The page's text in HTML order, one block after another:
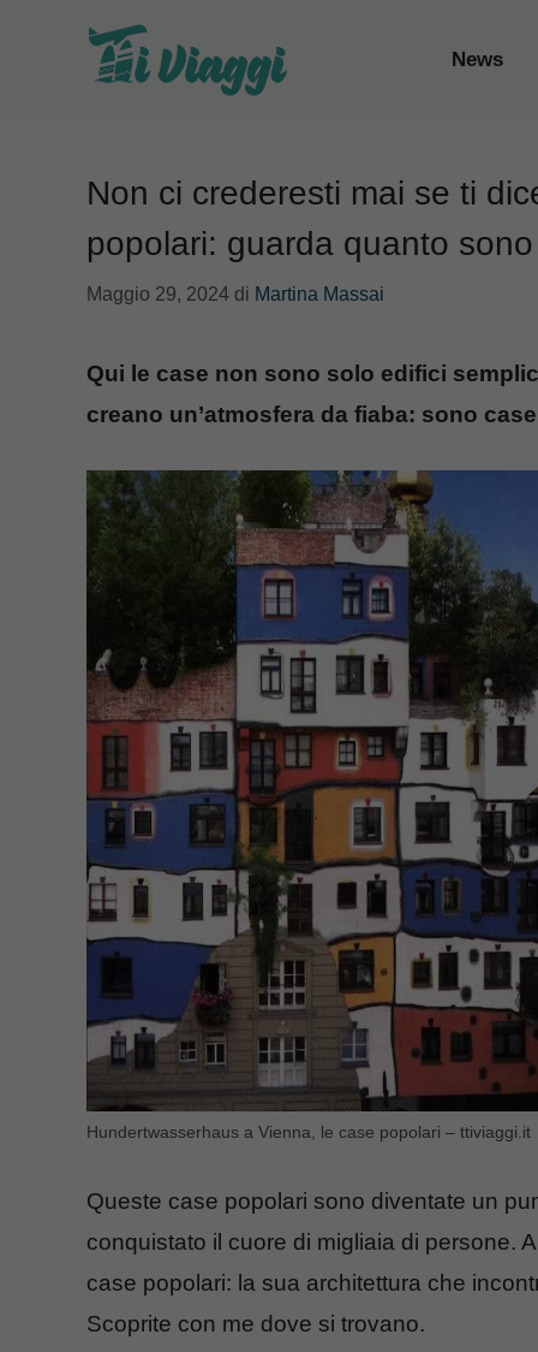
News
Non ci crederesti mai se ti
popolari: guarda quanto
Maggio 29, 2024 di Martina Massai
Qui le case non sono solo edifici
creano un’atmosfera da fiaba: sono
Hundertwasserhaus a Vienna, le case popolari – ttiviaggi.it
Queste case popolari sono diventate un
conquistato il cuore di migliaia di persone.
case popolari: la sua architettura che
Scoprite con me dove si trovano.